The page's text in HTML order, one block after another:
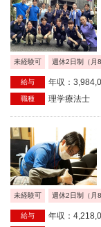
未経験可 週休2日制（月8
給与 年収：
職種 理学療法士
未経験可 週休2日制（月8
給与 年収：